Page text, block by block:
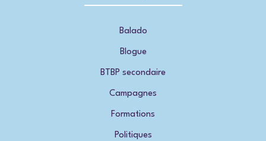
Balado
Blogue
BTBP secondaire
Campagnes
Formations
Politiques